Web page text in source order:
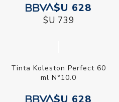
$U 628
$U 739
Tinta Koleston Perfect 60
ml N°10.0
$U 628